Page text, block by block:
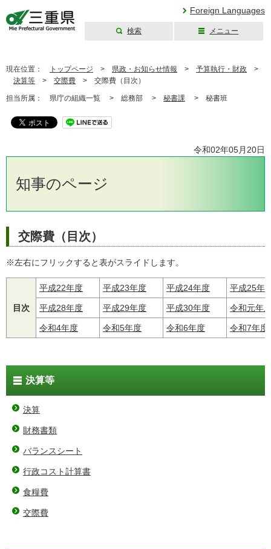
Foreign Languages
検索 メニュー
現在位置： トップページ > 県政・お知らせ情報 > 予算執行・財政 >
決算等 > 交際費 > 交際費（目次）
担当所属： 県庁の組織一覧 > 総務部 > 秘書課 > 秘書班
令和02年05月20日
知事のページ
交際費（目次）
※左右にフリックすると表がスライドします。
目次
平成22年度 平成23年度 平成24年度 平成25年
平成28年度 平成29年度 平成30年度 令和元年
令和4年度 令和5年度 令和6年度 令和7年度
決算等
決算
財務書類
バランスシート
行政コスト計算書
食糧費
交際費